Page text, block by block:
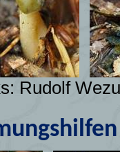
Rudolf